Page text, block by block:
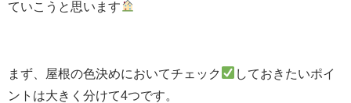
ていこうと思います
まず、屋根の色決めにおいてチェック
しておきたいポイ
ントは大きく分けて4つです。